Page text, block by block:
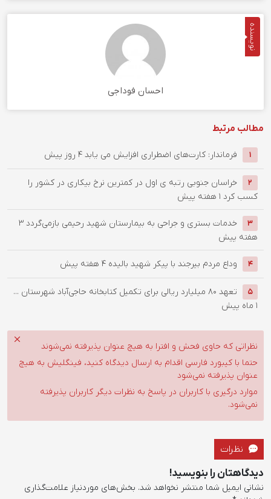
نویسنده
احسان فوداجی
مطالب مرتبط
1 فرماندار: کارت‌های اضطراری افزایش می یابد 4 روز پیش
2
خراسان جنوبی رتبه ی اول در کمترین نرخ بیکاری در کشور را
کسب کرد 1 هفته پیش
3 خدمات بستری و جراحی به بیمارستان شهید رحیمی بازمی‌گردد 3
هفته پیش
4 وداع مردم بیرجند با پیکر شهید بالیده 4 هفته پیش
5
تعهد ۸۰ میلیارد ریالی برای تکمیل کتابخانه حاجی‌آباد شهرستان ...
1 ماه پیش
نظراتی که حاوی فحش و افترا به هیچ عنوان پذیرفته نمی‌شوند
حتما با کیبورد فارسی اقدام به ارسال دیدگاه کنید، فینگلیش به هیچ
عنوان پذیرفته نمی‌شود
موارد درگیری با کاربران در پاسخ به نظرات دیگر کاربران پذیرفته
نمی‌شود.
نظرات
دیدگاهتان را بنویسید!
نشانی ایمیل شما منتشر نخواهد شد. بخش‌های موردنیاز علامت‌گذاری